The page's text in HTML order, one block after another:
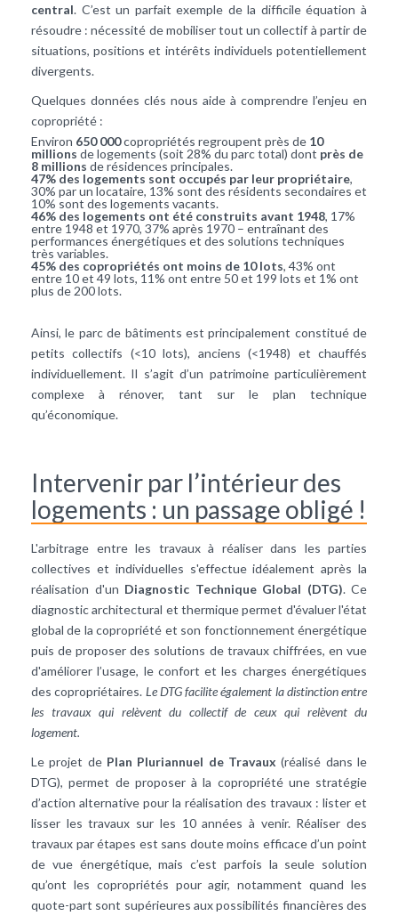
central. C’est un parfait exemple de la difficile équation à
résoudre : nécessité de mobiliser tout un collectif à partir de
situations, positions et intérêts individuels potentiellement
divergents.
Quelques données clés nous aide à comprendre l’enjeu en
copropriété :
Environ 650 000copropriétés regroupent près de 10
millions de logements (soit 28% du parc total) dont près de
8 millions de résidences principales.
47% des logements sont occupés par leur propriétaire,
30% par un locataire, 13% sont des résidents secondaires et
10% sont des logements vacants.
46% des logements ont été construits avant 1948, 17%
entre 1948 et 1970, 37% après 1970 – entraînant des
performances énergétiques et des solutions techniques
très variables.
45% des copropriétés ont moins de 10 lots, 43% ont
entre 10 et 49 lots, 11% ont entre 50 et 199 lots et 1% ont
plus de 200 lots.
Ainsi, le parc de bâtiments est principalement constitué de
petits collectifs (<10 lots), anciens (<1948) et chauffés
individuellement. Il s’agit d’un patrimoine particulièrement
complexe à rénover, tant sur le plan technique
qu’économique.
Intervenir par l’intérieur des
logements : un passage obligé !
L'arbitrage entre les travaux à réaliser dans les parties
collectives et individuelles s'effectue idéalement après la
réalisation d'un Diagnostic Technique Global (DTG). Ce
diagnostic architectural et thermique permet d'évaluer l'état
global de la copropriété et son fonctionnement énergétique
puis de proposer des solutions de travaux chiffrées, en vue
d'améliorer l’usage, le confort et les charges énergétiques
des copropriétaires. Le DTG facilite également la distinction entre
les travaux qui relèvent du collectif de ceux qui relèvent du
logement.
Le projet de Plan Pluriannuel de Travaux(réalisé dans le
DTG), permet de proposer à la copropriété une stratégie
d’action alternative pour la réalisation des travaux : lister et
lisser les travaux sur les 10 années à venir. Réaliser des
travaux par étapes est sans doute moins efficace d’un point
de vue énergétique, mais c’est parfois la seule solution
qu’ont les copropriétés pour agir, notamment quand les
quote-part sont supérieures aux possibilités financières des